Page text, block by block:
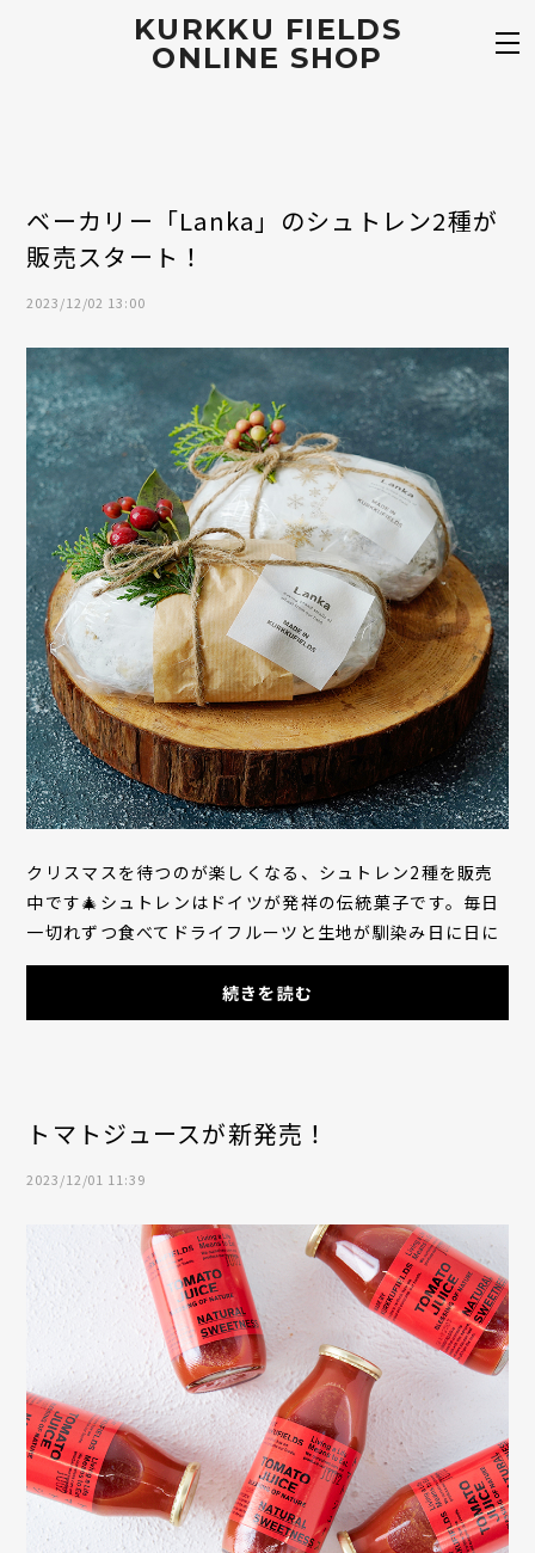
KURKKU FIELDS
ONLINE SHOP
ベーカリー「Lanka」のシュトレン2種が
販売スタート！
2023/12/02 13:00
クリスマスを待つのが楽しくなる、シュトレン2種を販売
中です🎄シュトレンはドイツが発祥の伝統菓子です。毎日
一切れずつ食べてドライフルーツと生地が馴染み日に日に
味わい深くなっていくのを楽しむ、冬の定番菓...
続きを読む
トマトジュースが新発売！
2023/12/01 11:39